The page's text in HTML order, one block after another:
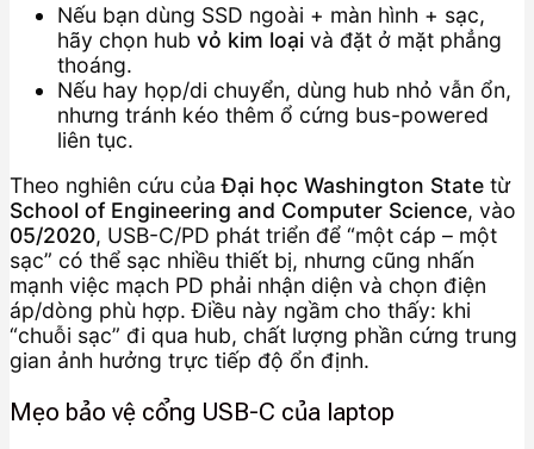
Nếu bạn dùng SSD ngoài + màn hình + sạc,
hãy chọn hub vỏ kim loại và đặt ở mặt phẳng
thoáng.
Nếu hay họp/di chuyển, dùng hub nhỏ vẫn ổn,
nhưng tránh kéo thêm ổ cứng bus-powered
liên tục.
Theo nghiên cứu củaĐại học Washington State từ
School of Engineering and Computer Science, vào
05/2020, USB-C/PD phát triển để “một cáp – một
sạc” có thể sạc nhiều thiết bị, nhưng cũng nhấn
mạnh việc mạch PD phải nhận diện và chọn điện
áp/dòng phù hợp. Điều này ngầm cho thấy: khi
“chuỗi sạc” đi qua hub, chất lượng phần cứng trung
gian ảnh hưởng trực tiếp độ ổn định.
Mẹo bảo vệ cổng USB-C của laptop